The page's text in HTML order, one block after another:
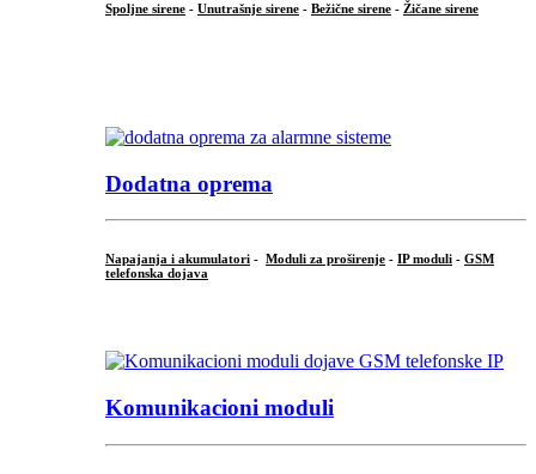
Spoljne sirene - Unutrašnje sirene - Bežične sirene - Žičane sirene
Dodatna oprema
Napajanja i akumulatori - Moduli za proširenje - IP moduli - GSM
telefonska dojava
Komunikacioni moduli